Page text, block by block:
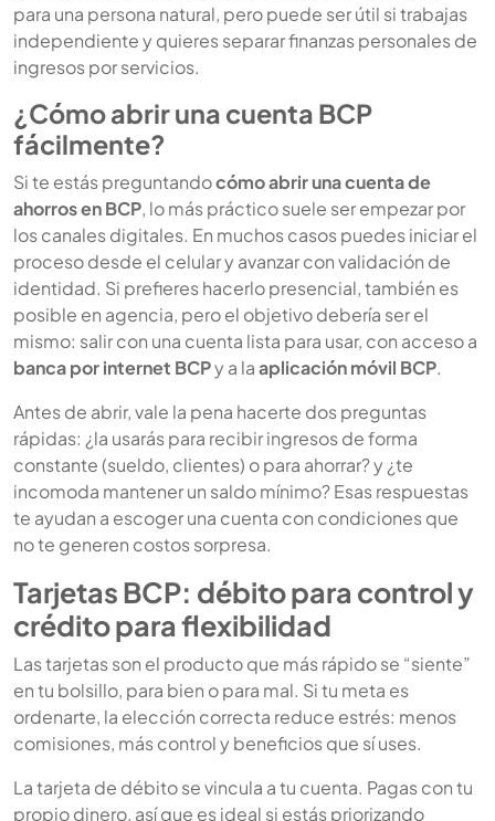
para una persona natural, pero puede ser útil si trabajas
independiente y quieres separar finanzas personales de
ingresos por servicios.
¿Cómo abrir una cuenta BCP
fácilmente?
Si te estás preguntandocómo abrir una cuenta de
ahorros en BCP, lo más práctico suele ser empezar por
los canales digitales. En muchos casos puedes iniciar el
proceso desde el celular y avanzar con validación de
identidad. Si prefieres hacerlo presencial, también es
posible en agencia, pero el objetivo debería ser el
mismo: salir con una cuenta lista para usar, con acceso a
banca por internet BCPy a laaplicación móvil BCP.
Antes de abrir, vale la pena hacerte dos preguntas
rápidas: ¿la usarás para recibir ingresos de forma
constante (sueldo, clientes) o para ahorrar? y ¿te
incomoda mantener un saldo mínimo? Esas respuestas
te ayudan a escoger una cuenta con condiciones que
no te generen costos sorpresa.
Tarjetas BCP: débito para control y
crédito para flexibilidad
Las tarjetas son el producto que más rápido se “siente”
en tu bolsillo, para bien o para mal. Si tu meta es
ordenarte, la elección correcta reduce estrés: menos
comisiones, más control y beneficios que sí uses.
La tarjeta de débito se vincula a tu cuenta. Pagas con tu
propio dinero, así que es ideal si estás priorizando